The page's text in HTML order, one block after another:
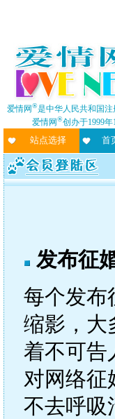
爱情网®是中华人民共和国
爱情网®创办于1999年
站点选择 首
发布征
每个发布
缩影，大
着不可告
对网络征
不去呼吸